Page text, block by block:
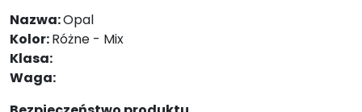
Nazwa:Opal
Kolor:Różne - Mix
Klasa:
Waga: